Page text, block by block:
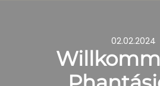
02.02.2024